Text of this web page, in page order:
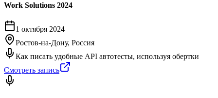
Work Solutions 2024
1 октября 2024
Ростов-на-Дону, Россия
Как писать удобные API автотесты, используя обертки
Смотреть запись